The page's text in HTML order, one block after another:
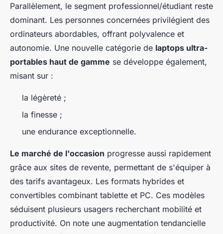
Parallèlement, le segment professionnel/étudiant reste
dominant. Les personnes concernées privilégient des
ordinateurs abordables, offrant polyvalence et
autonomie. Une nouvelle catégorie de laptops ultra-
portables haut de gamme se développe également,
misant sur :
la légèreté ;
la finesse ;
une endurance exceptionnelle.
Le marché de l'occasion progresse aussi rapidement
grâce aux sites de revente, permettant de s'équiper à
des tarifs avantageux. Les formats hybrides et
convertibles combinant tablette et PC. Ces modèles
séduisent plusieurs usagers recherchant mobilité et
productivité. On note une augmentation tendancielle